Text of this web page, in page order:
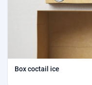
Box coctail ice